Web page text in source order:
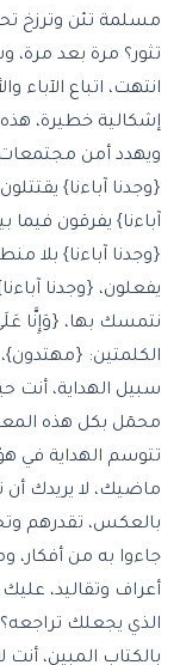
مسلمة تئن وترزخ
تثور؟ مرة بعد
انتهت، اتباع الآباء
إشكالية خطيرة، هذه
ويهدد أمن مجتمعات
{وجدنا آباءنا}
آباءنا} يفرقون
{وجدنا آباءنا} بلا
يفعلون، {وجدنا
نتمسك بها، {وَإِنَّا
الكلمتين:
سبيل الهداية، أنت
محمٓل بكل هذه
تتوسم الهداية في
ماضيك، لا يريدك
بالعكس، تقدرهم
جاءوا به من أفكار،
أعراف وتقاليد،
الذي يجعلك
بالكتاب المبين،